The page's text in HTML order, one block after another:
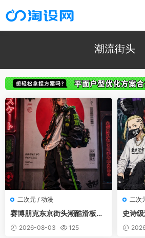
潮流街头
二次元 / 动漫
赛博朋克东京街头潮酷滑板少
女人像
2026-08-03 125
二次
史诗
集